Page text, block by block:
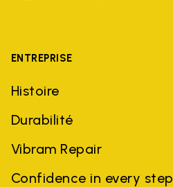
ENTREPRISE
Histoire
Durabilité
Vibram Repair
Confidence in every step